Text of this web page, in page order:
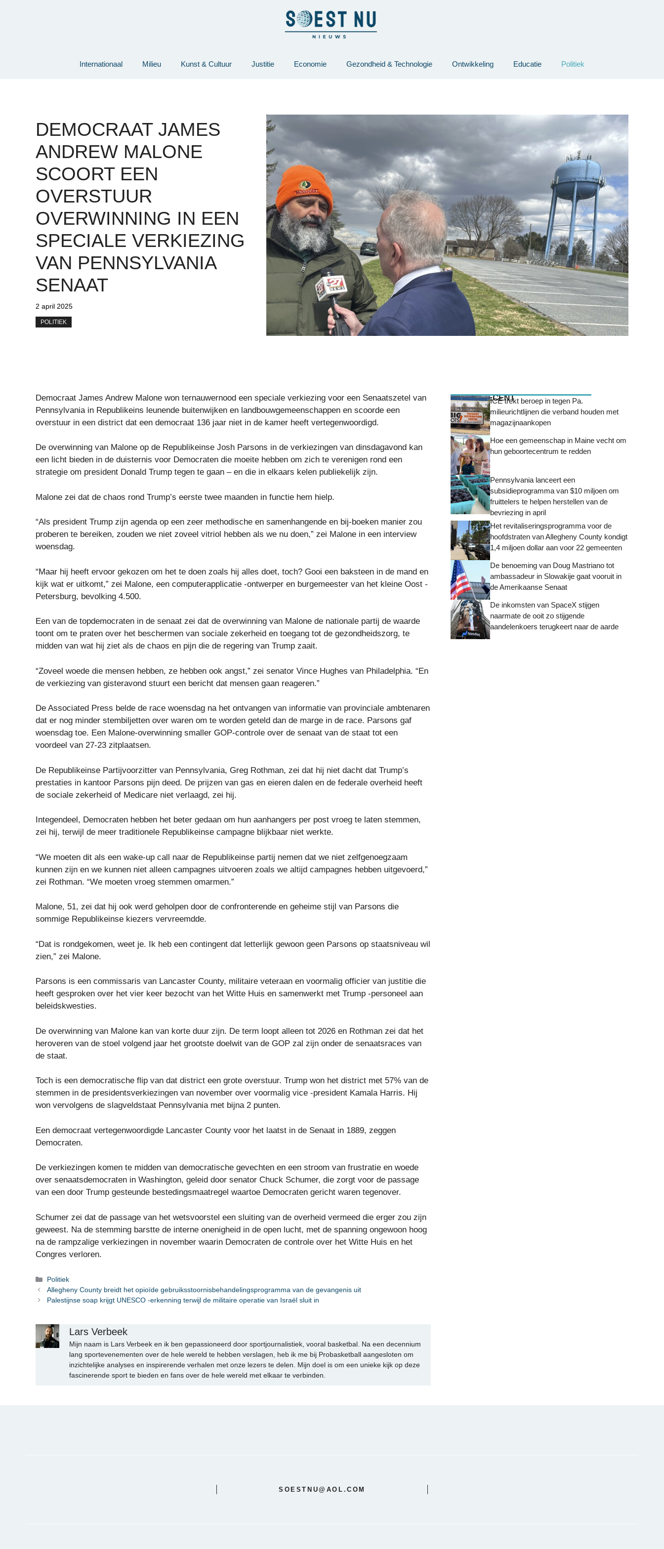
Internationaal Milieu Kunst & Cultuur Justitie Economie Gezondheid & Technologie Ontwikkeling Educatie Politiek
DEMOCRAAT JAMES
ANDREW MALONE
SCOORT EEN
OVERSTUUR
OVERWINNING IN EEN
SPECIALE VERKIEZING
VAN PENNSYLVANIA
SENAAT
2 april 2025
POLITIEK
Democraat James Andrew Malone won ternauwernood een speciale verkiezing voor een Senaatszetel van
Pennsylvania in Republikeins leunende buitenwijken en landbouwgemeenschappen en scoorde een
overstuur in een district dat een democraat 136 jaar niet in de kamer heeft vertegenwoordigd.
De overwinning van Malone op de Republikeinse Josh Parsons in de verkiezingen van dinsdagavond kan
een licht bieden in de duisternis voor Democraten die moeite hebben om zich te verenigen rond een
strategie om president Donald Trump tegen te gaan – en die in elkaars kelen publiekelijk zijn.
Malone zei dat de chaos rond Trump’s eerste twee maanden in functie hem hielp.
“Als president Trump zijn agenda op een zeer methodische en samenhangende en bij-boeken manier zou
proberen te bereiken, zouden we niet zoveel vitriol hebben als we nu doen,” zei Malone in een interview
woensdag.
“Maar hij heeft ervoor gekozen om het te doen zoals hij alles doet, toch? Gooi een baksteen in de mand en
kijk wat er uitkomt,” zei Malone, een computerapplicatie -ontwerper en burgemeester van het kleine Oost -
Petersburg, bevolking 4.500.
Een van de topdemocraten in de senaat zei dat de overwinning van Malone de nationale partij de waarde
toont om te praten over het beschermen van sociale zekerheid en toegang tot de gezondheidszorg, te
midden van wat hij ziet als de chaos en pijn die de regering van Trump zaait.
“Zoveel woede die mensen hebben, ze hebben ook angst,” zei senator Vince Hughes van Philadelphia. “En
de verkiezing van gisteravond stuurt een bericht dat mensen gaan reageren.”
De Associated Press belde de race woensdag na het ontvangen van informatie van provinciale ambtenaren
dat er nog minder stembiljetten over waren om te worden geteld dan de marge in de race. Parsons gaf
woensdag toe. Een Malone-overwinning smaller GOP-controle over de senaat van de staat tot een
voordeel van 27-23 zitplaatsen.
De Republikeinse Partijvoorzitter van Pennsylvania, Greg Rothman, zei dat hij niet dacht dat Trump’s
prestaties in kantoor Parsons pijn deed. De prijzen van gas en eieren dalen en de federale overheid heeft
de sociale zekerheid of Medicare niet verlaagd, zei hij.
Integendeel, Democraten hebben het beter gedaan om hun aanhangers per post vroeg te laten stemmen,
zei hij, terwijl de meer traditionele Republikeinse campagne blijkbaar niet werkte.
“We moeten dit als een wake-up call naar de Republikeinse partij nemen dat we niet zelfgenoegzaam
kunnen zijn en we kunnen niet alleen campagnes uitvoeren zoals we altijd campagnes hebben uitgevoerd,”
zei Rothman. “We moeten vroeg stemmen omarmen.”
Malone, 51, zei dat hij ook werd geholpen door de confronterende en geheime stijl van Parsons die
sommige Republikeinse kiezers vervreemdde.
“Dat is rondgekomen, weet je. Ik heb een contingent dat letterlijk gewoon geen Parsons op staatsniveau wil
zien,” zei Malone.
Parsons is een commissaris van Lancaster County, militaire veteraan en voormalig officier van justitie die
heeft gesproken over het vier keer bezocht van het Witte Huis en samenwerkt met Trump -personeel aan
beleidskwesties.
De overwinning van Malone kan van korte duur zijn. De term loopt alleen tot 2026 en Rothman zei dat het
heroveren van de stoel volgend jaar het grootste doelwit van de GOP zal zijn onder de senaatsraces van
de staat.
Toch is een democratische flip van dat district een grote overstuur. Trump won het district met 57% van de
stemmen in de presidentsverkiezingen van november over voormalig vice -president Kamala Harris. Hij
won vervolgens de slagveldstaat Pennsylvania met bijna 2 punten.
Een democraat vertegenwoordigde Lancaster County voor het laatst in de Senaat in 1889, zeggen
Democraten.
De verkiezingen komen te midden van democratische gevechten en een stroom van frustratie en woede
over senaatsdemocraten in Washington, geleid door senator Chuck Schumer, die zorgt voor de passage
van een door Trump gesteunde bestedingsmaatregel waartoe Democraten gericht waren tegenover.
Schumer zei dat de passage van het wetsvoorstel een sluiting van de overheid vermeed die erger zou zijn
geweest. Na de stemming barstte de interne onenigheid in de open lucht, met de spanning ongewoon hoog
na de rampzalige verkiezingen in november waarin Democraten de controle over het Witte Huis en het
Congres verloren.
Categorieën
Politiek
Allegheny County breidt het opioïde gebruiksstoornisbehandelingsprogramma van de gevangenis uit
Palestijnse soap krijgt UNESCO -erkenning terwijl de militaire operatie van Israël sluit in
Lars Verbeek
Mijn naam is Lars Verbeek en ik ben gepassioneerd door sportjournalistiek, vooral basketbal. Na een decennium
lang sportevenementen over de hele wereld te hebben verslagen, heb ik me bij Probasketball aangesloten om
inzichtelijke analyses en inspirerende verhalen met onze lezers te delen. Mijn doel is om een unieke kijk op deze
fascinerende sport te bieden en fans over de hele wereld met elkaar te verbinden.
MEEST RECENTICE trekt beroep in tegen Pa.
milieurichtlijnen die verband houden met
magazijnaankopen
Hoe een gemeenschap in Maine vecht om
hun geboortecentrum te redden
Pennsylvania lanceert een
subsidieprogramma van $10 miljoen om
fruittelers te helpen herstellen van de
bevriezing in april
Het revitaliseringsprogramma voor de
hoofdstraten van Allegheny County kondigt
1,4 miljoen dollar aan voor 22 gemeenten
De benoeming van Doug Mastriano tot
ambassadeur in Slowakije gaat vooruit in
de Amerikaanse Senaat
De inkomsten van SpaceX stijgen
naarmate de ooit zo stijgende
aandelenkoers terugkeert naar de aarde
SOESTNU@AOL.COM